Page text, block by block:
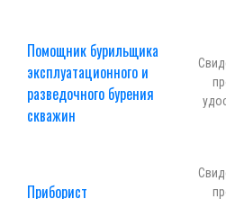
Помощник бурильщика
эксплуатационного и
разведочного бурения
скважин
Приборист